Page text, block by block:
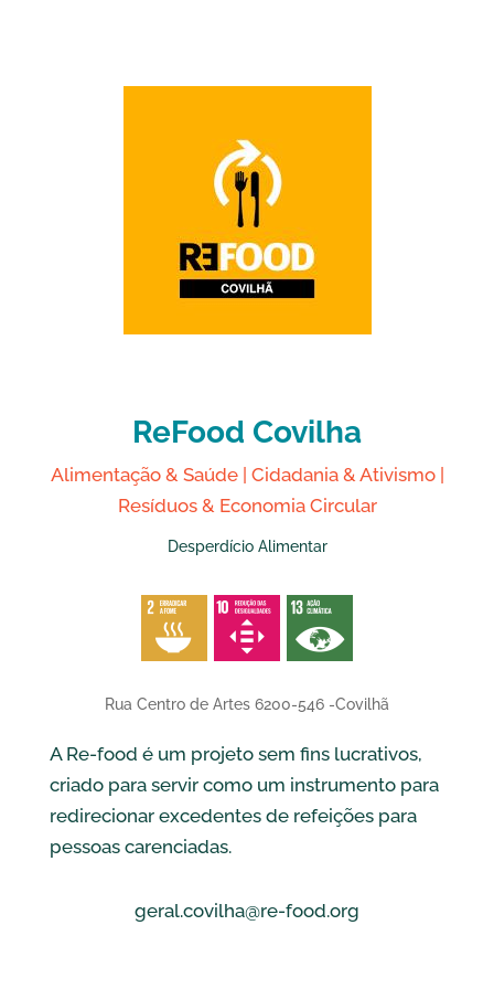
ReFood Covilha
Alimentação & Saúde| Cidadania & Ativismo|
Resíduos & Economia Circular
Desperdício Alimentar
Rua Centro de Artes 6200-546 -Covilhã
A Re-food é um projeto sem fins lucrativos,
criado para servir como um instrumento para
redirecionar excedentes de refeições para
pessoas carenciadas.
geral.covilha@re-food.org